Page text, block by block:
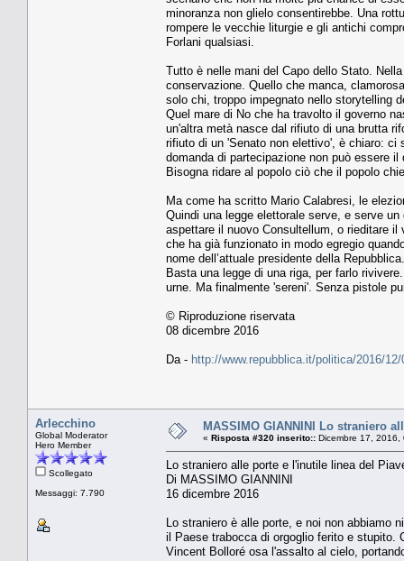
minoranza non glielo consentirebbe. Una
rompere le vecchie liturgie e gli antichi
Forlani qualsiasi.
Tutto è nelle mani del Capo dello Stato.
conservazione. Quello che manca,
solo chi, troppo impegnato nello storytelling
Quel mare di No che ha travolto il governo
un'altra metà nasce dal rifiuto di una brutta
rifiuto di un 'Senato non elettivo', è chiaro: ci
domanda di partecipazione non può essere
Bisogna ridare al popolo ciò che il popolo
Ma come ha scritto Mario Calabresi, le
Quindi una legge elettorale serve, e serve
aspettare il nuovo Consultellum, o rieditare
che ha già funzionato in modo egregio
nome dell’attuale presidente della Repubblica.
Basta una legge di una riga, per farlo
urne. Ma finalmente 'sereni'. Senza pistole
© Riproduzione riservata
08 dicembre 2016
Da - http://www.repubblica.it/politica/2016/
Arlecchino
Global Moderator
Hero Member
Scollegato
Messaggi: 7.790
MASSIMO GIANNINI Lo straniero
« Risposta #320 inserito:: Dicembre 17, 2016,
Lo straniero alle porte e l'inutile linea del
Di MASSIMO GIANNINI
16 dicembre 2016
Lo straniero è alle porte, e noi non abbiamo
il Paese trabocca di orgoglio ferito e
Vincent Bolloré osa l'assalto al cielo,